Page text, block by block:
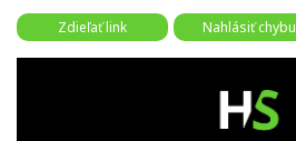
Zdieľať link Nahlásiť chybu